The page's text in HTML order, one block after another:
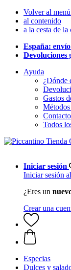
Volver al
al contenido
a la cesta de la
España:
Devoluciones
Ayuda
¿Dónde
Gastos
Contacto
Todos
Iniciar sesión
Iniciar sesión
¿Eres un
Crear una
Especias
Dulces y